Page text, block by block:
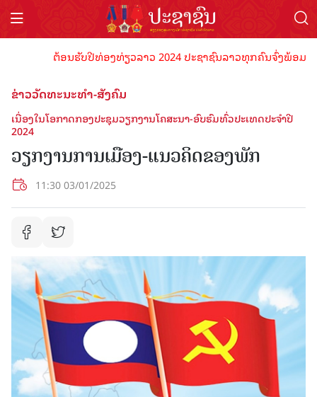
ຕ້ອນຮັບປີທ່ອງທ່ຽວລາວ 2024 ປະຊາຊົນລາວທຸກຄົນຈົ່ງພ້ອມເປັນ
ຂ່າວວັດທະນະທຳ-ສັງຄົມ
ເນື່ອງໃນໂອກາດກອງປະຊຸມວຽກງານໂຄສະນາ-ອົບຮົມທົ່ວປະເທດປະຈໍາປີ
2024
ວຽກງານການເມືອງ-ແນວຄິດຂອງພັກ
11:30 03/01/2025